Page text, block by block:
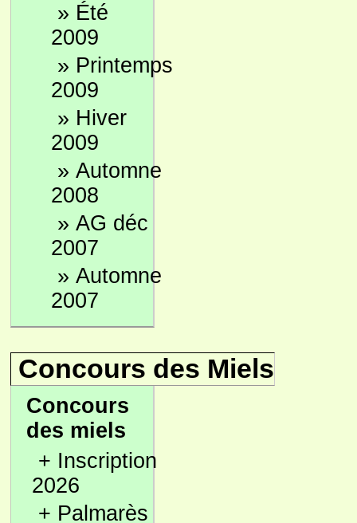
» Été
2009
» Printemps
2009
» Hiver
2009
» Automne
2008
» AG déc
2007
» Automne
2007
Concours des Miels
Concours
des miels
+ Inscription
2026
+ Palmarès